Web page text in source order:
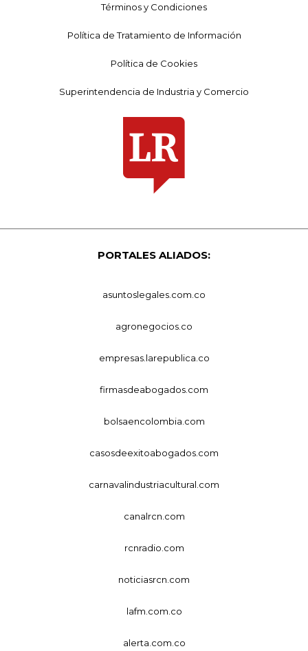
Términos y Condiciones
Política de Tratamiento de Información
Política de Cookies
Superintendencia de Industria y Comercio
PORTALES ALIADOS:
asuntoslegales.com.co
agronegocios.co
empresas.larepublica.co
firmasdeabogados.com
bolsaencolombia.com
casosdeexitoabogados.com
carnavalindustriacultural.com
canalrcn.com
rcnradio.com
noticiasrcn.com
lafm.com.co
alerta.com.co